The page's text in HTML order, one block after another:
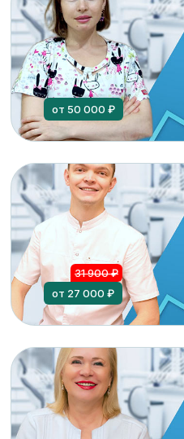
от 50 000 ₽
31 900 ₽
от 27 000 ₽